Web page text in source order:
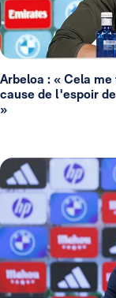
Arbeloa : « Cela
cause de l'espoir
»